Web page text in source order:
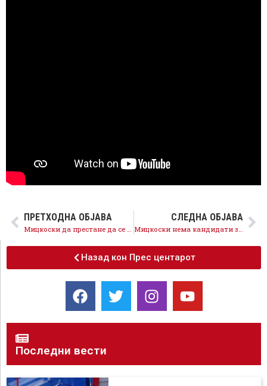
ПРЕТХОДНА ОБЈАВА
Мицкоски да престане да се однесува лицемерно и неодговорно и да ги осуди протестите каде лекарите се нарекуваа „убијци“
СЛЕДНА ОБЈАВА
Мицкоски нема кандидати за градоначалници на голем број општини, никој не се нафаќа да се кандидира за губитничка партија
Назад кон Прес центарот
Последни вести